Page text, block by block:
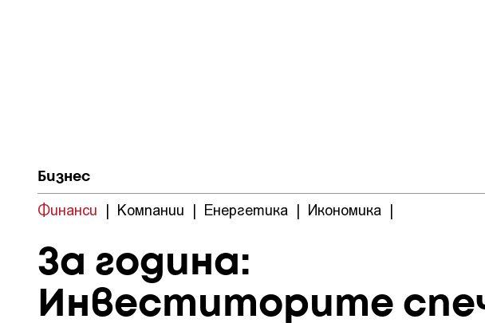
Бизнес
Финанси | Компании | Енергетика | Икономика |
За година:
Инвеститорите